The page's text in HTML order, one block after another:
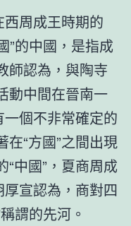
西周成王時期的
”的中國，是指成
師認為，與陶寺
動中間在晉南一
一個不非常確定的
“方國”之間出現
中國”，夏商周成
厚宣認為，商對四
謂的先河。